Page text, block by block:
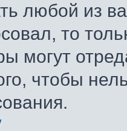
любой из
то
могут
чтобы